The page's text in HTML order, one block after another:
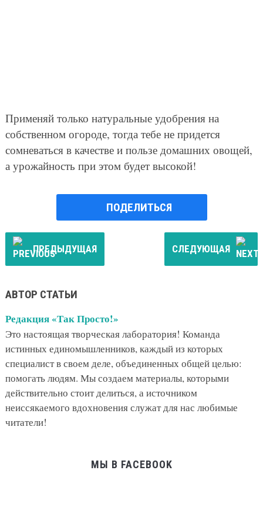
Применяй только натуральные удобрения на
собственном огороде, тогда тебе не придется
сомневаться в качестве и пользе домашних овощей,
а урожайность при этом будет высокой!
ПОДЕЛИТЬСЯ
ПРЕДЫДУЩАЯ СЛЕДУЮЩАЯ
АВТОР СТАТЬИ
Редакция «Так Просто!»
Это настоящая творческая лаборатория! Команда
истинных единомышленников, каждый из которых
специалист в своем деле, объединенных общей целью:
помогать людям. Мы создаем материалы, которыми
действительно стоит делиться, а источником
неиссякаемого вдохновения служат для нас любимые
читатели!
МЫ В FACEBOOK